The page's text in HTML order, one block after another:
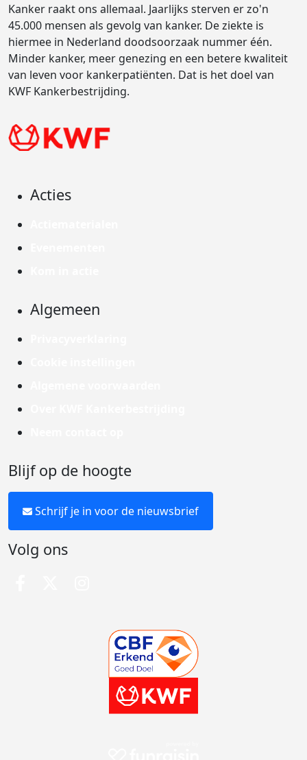
Kanker raakt ons allemaal. Jaarlijks sterven er zo'n
45.000 mensen als gevolg van kanker. De ziekte is
hiermee in Nederland doodsoorzaak nummer één.
Minder kanker, meer genezing en een betere kwaliteit
van leven voor kankerpatiënten. Dat is het doel van
KWF Kankerbestrijding.
Acties
Algemeen
Blijf op de hoogte
Schrijf je in voor de nieuwsbrief
Volg ons